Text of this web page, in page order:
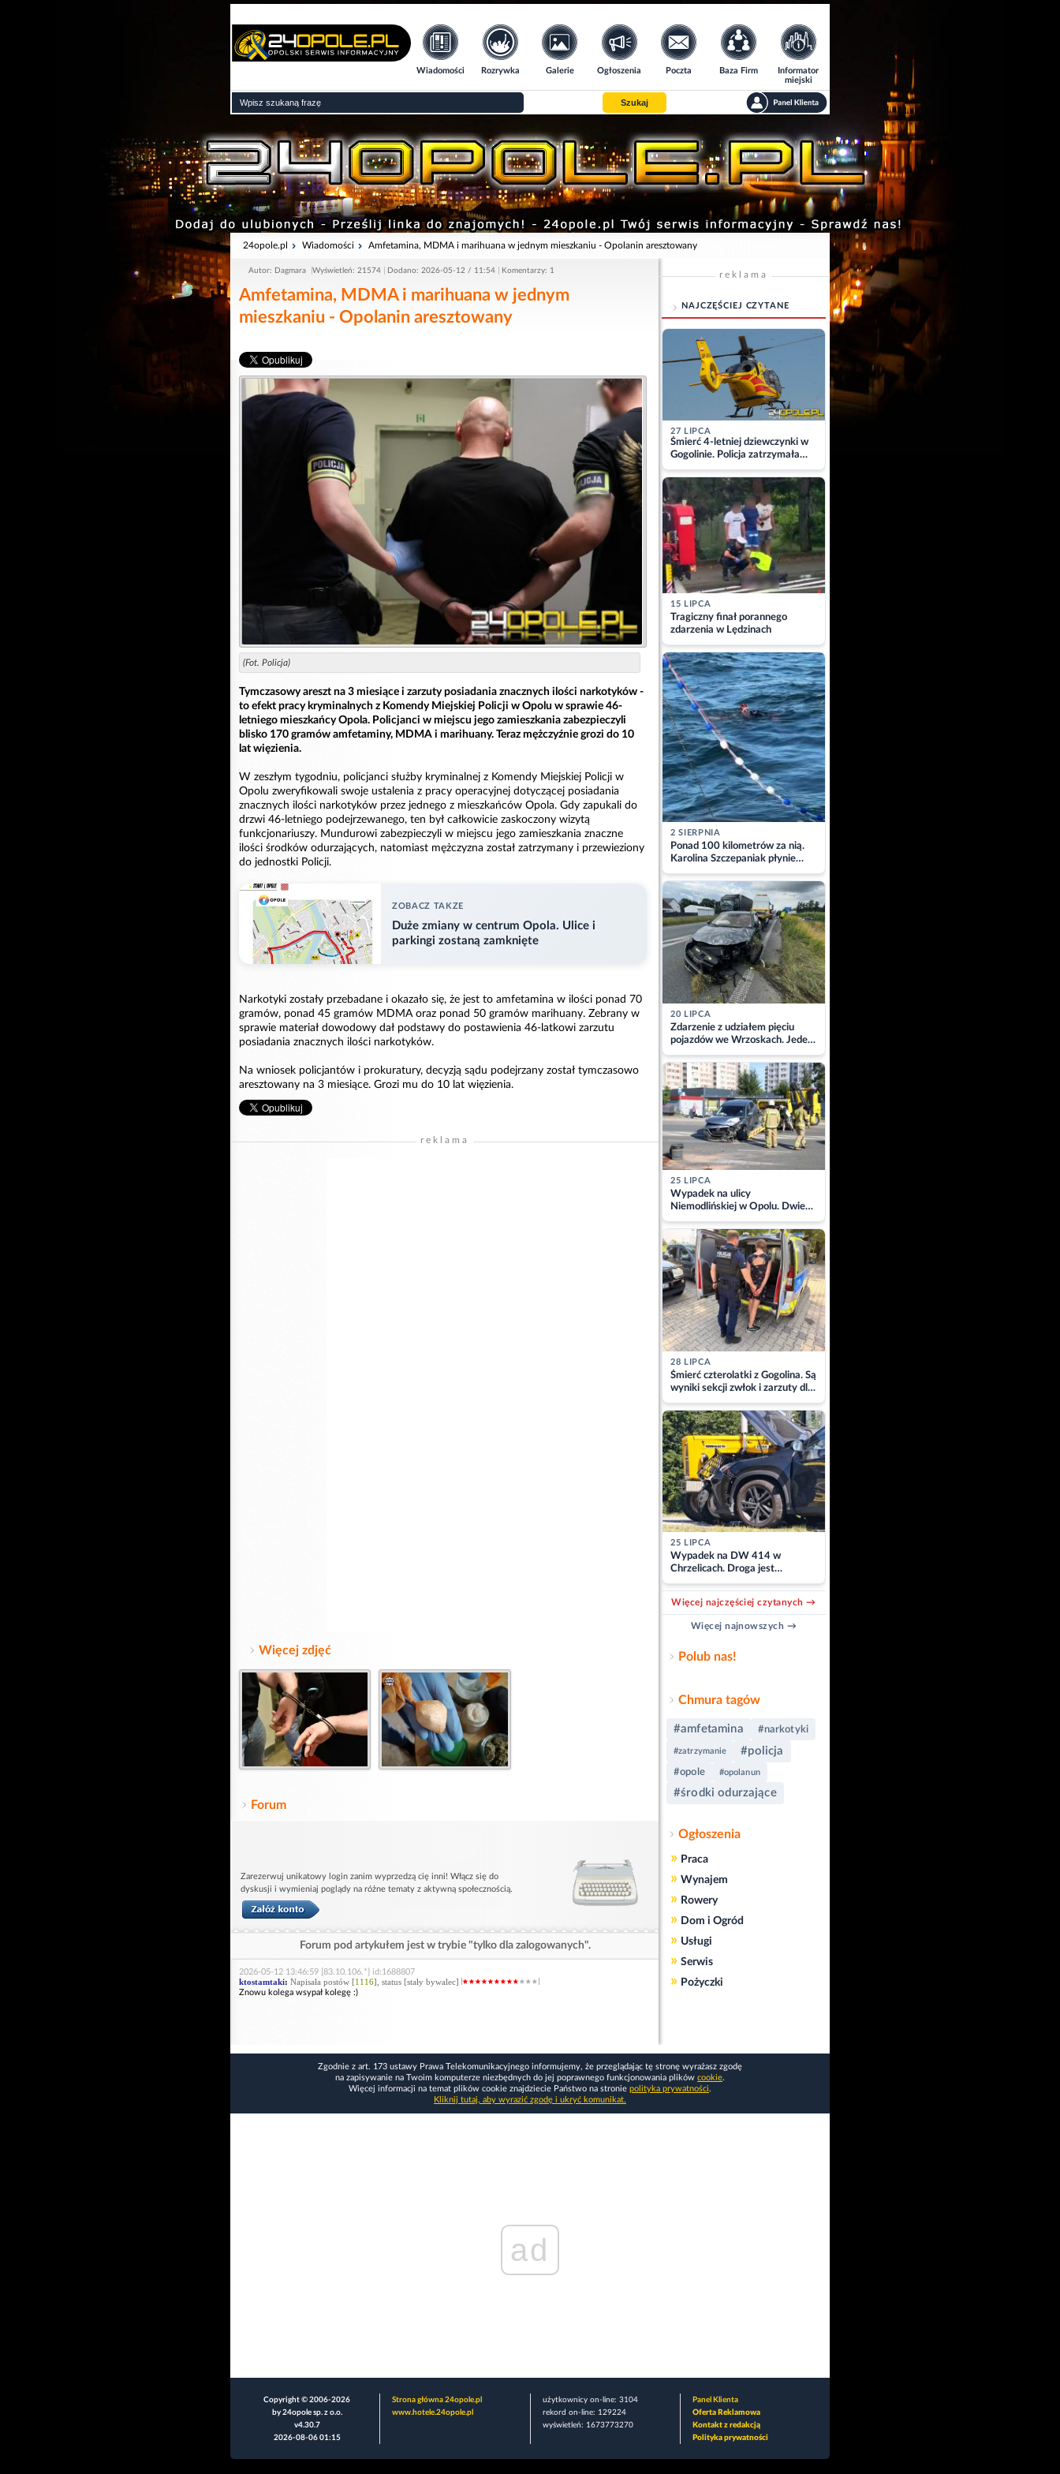
Wiadomości Rozrywka Galerie Ogłoszenia Poczta Baza Firm
Informator
miejski
Szukaj
24opole.pl Wiadomości Amfetamina, MDMA i marihuana w jednym mieszkaniu - Opolanin aresztowany
Autor: Dagmara Wyświetleń: 21574 Dodano: 2026-05-12 / 11:54 Komentarzy: 1
Amfetamina, MDMA i marihuana w jednym
mieszkaniu - Opolanin aresztowany
(Fot. Policja)
Tymczasowy areszt na 3 miesiące i zarzuty posiadania znacznych ilości narkotyków -
to efekt pracy kryminalnych z Komendy Miejskiej Policji w Opolu w sprawie 46-
letniego mieszkańcy Opola. Policjanci w miejscu jego zamieszkania zabezpieczyli
blisko 170 gramów amfetaminy, MDMA i marihuany. Teraz mężczyźnie grozi do 10
lat więzienia.
W zeszłym tygodniu, policjanci służby kryminalnej z Komendy Miejskiej Policji w
Opolu zweryfikowali swoje ustalenia z pracy operacyjnej dotyczącej posiadania
znacznych ilości narkotyków przez jednego z mieszkańców Opola. Gdy zapukali do
drzwi 46-letniego podejrzewanego, ten był całkowicie zaskoczony wizytą
funkcjonariuszy. Mundurowi zabezpieczyli w miejscu jego zamieszkania znaczne
ilości środków odurzających, natomiast mężczyzna został zatrzymany i przewieziony
do jednostki Policji.
ZOBACZ TAKZE
Duże zmiany w centrum Opola. Ulice i
parkingi zostaną zamknięte
Narkotyki zostały przebadane i okazało się, że jest to amfetamina w ilości ponad 70
gramów, ponad 45 gramów MDMA oraz ponad 50 gramów marihuany. Zebrany w
sprawie materiał dowodowy dał podstawy do postawienia 46-latkowi zarzutu
posiadania znacznych ilości narkotyków.
Na wniosek policjantów i prokuratury, decyzją sądu podejrzany został tymczasowo
aresztowany na 3 miesiące. Grozi mu do 10 lat więzienia.
reklama
Więcej zdjęć
Forum
Zarezerwuj unikatowy login zanim wyprzedzą cię inni! Włącz się do
dyskusji i wymieniaj poglądy na różne tematy z aktywną społecznością.
Forum pod artykułem jest w trybie "tylko dla zalogowanych".
2026-05-12 13:46:59 [83.10.106.*] id:1688807
ktostamtaki: Napisała postów [1116], status [stały bywalec]
Znowu kolega wsypał kolegę :)
reklama
NAJCZĘŚCIEJ CZYTANE
27 LIPCA
Śmierć 4-letniej dziewczynki w
Gogolinie. Policja zatrzymała
matkę
15 LIPCA
Tragiczny finał porannego
zdarzenia w Lędzinach
2 SIERPNIA
Ponad 100 kilometrów za nią.
Karolina Szczepaniak płynie
przez Bałtyk dla Piotra.
Aktualizacja
20 LIPCA
Zdarzenie z udziałem pięciu
pojazdów we Wrzoskach. Jeden
z kierowców zabrany w
kajdankach
25 LIPCA
Wypadek na ulicy
Niemodlińskiej w Opolu. Dwie
osoby w szpitalu
28 LIPCA
Śmierć czterolatki z Gogolina. Są
wyniki sekcji zwłok i zarzuty dla
matki
25 LIPCA
Wypadek na DW 414 w
Chrzelicach. Droga jest
zablokowana
Więcej najczęściej czytanych →
Więcej najnowszych →
Polub nas!
Chmura tagów
#amfetamina #narkotyki
#zatrzymanie #policja
#opole #opolanun
#środki odurzające
Ogłoszenia
» Praca
» Wynajem
» Rowery
» Dom i Ogród
» Usługi
» Serwis
» Pożyczki
Zgodnie z art. 173 ustawy Prawa Telekomunikacyjnego informujemy, że przeglądając tę stronę wyrażasz zgodę
na zapisywanie na Twoim komputerze niezbędnych do jej poprawnego funkcjonowania plików cookie.
Więcej informacji na temat plików cookie znajdziecie Państwo na stronie polityka prywatności.
Kliknij tutaj, aby wyrazić zgodę i ukryć komunikat.
ad
Copyright © 2006-2026
by 24opole sp. z o.o.
v4.30.7
2026-08-06 01:15
Strona główna 24opole.pl
www.hotele.24opole.pl
użytkownicy on-line: 3104
rekord on-line: 129224
wyświetleń: 1673773270
Panel Klienta
Oferta Reklamowa
Kontakt z redakcją
Polityka prywatności